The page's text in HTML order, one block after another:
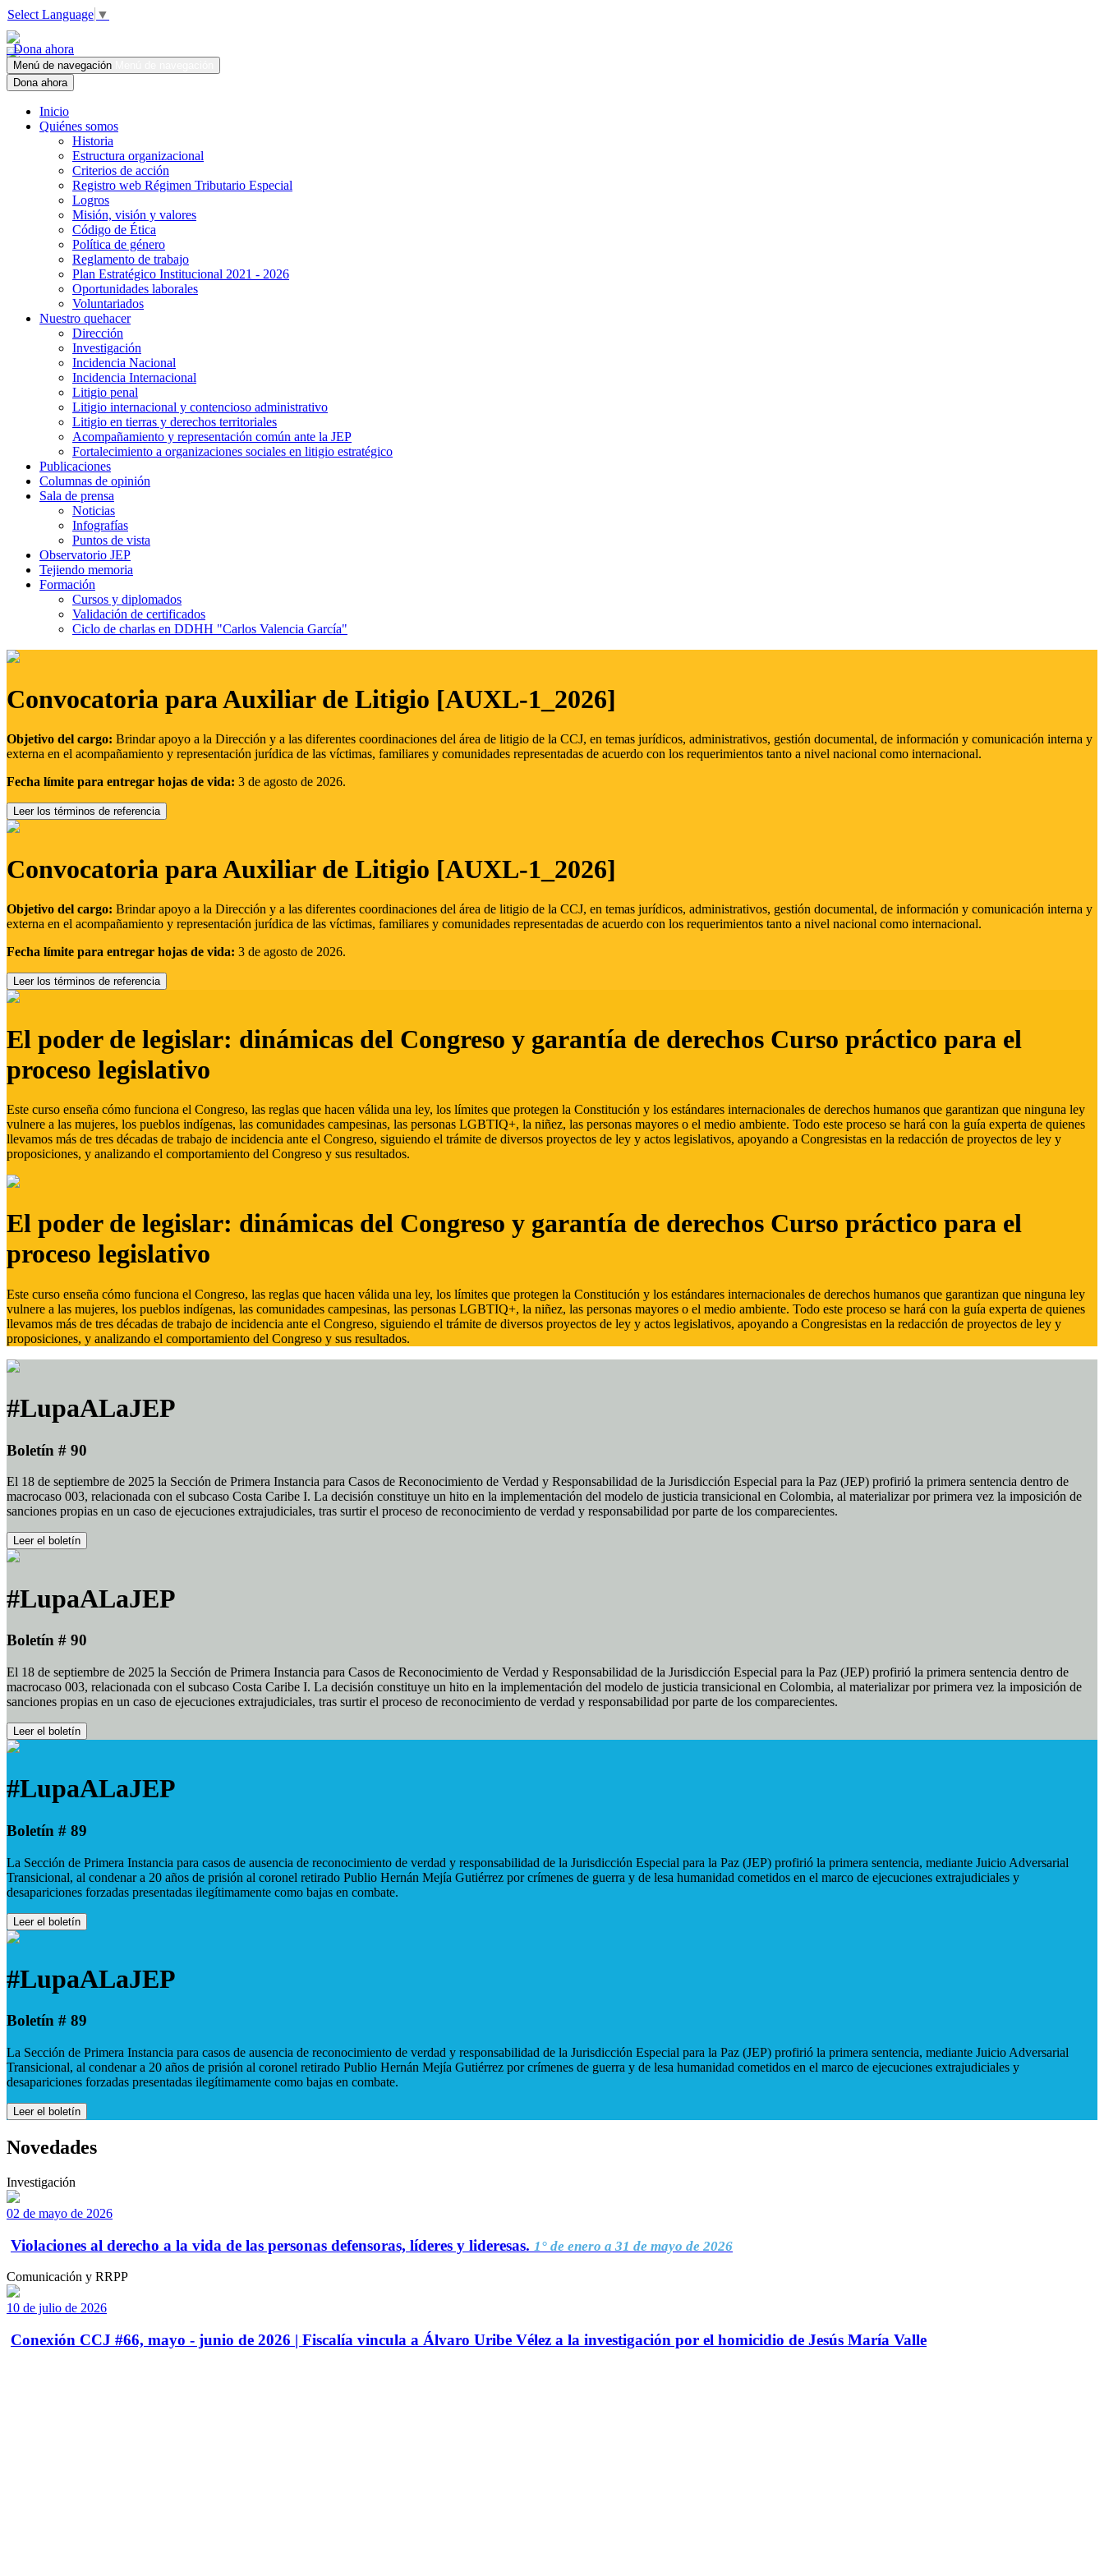
Select Language ▼
Dona ahora
Menú de navegación
Dona ahora
Inicio
Quiénes somos
Historia
Estructura organizacional
Criterios de acción
Registro web Régimen Tributario Especial
Logros
Misión, visión y valores
Código de Ética
Política de género
Reglamento de trabajo
Plan Estratégico Institucional 2021 - 2026
Oportunidades laborales
Voluntariados
Nuestro quehacer
Dirección
Investigación
Incidencia Nacional
Incidencia Internacional
Litigio penal
Litigio internacional y contencioso administrativo
Litigio en tierras y derechos territoriales
Acompañamiento y representación común ante la JEP
Fortalecimiento a organizaciones sociales en litigio estratégico
Publicaciones
Columnas de opinión
Sala de prensa
Noticias
Infografías
Puntos de vista
Observatorio JEP
Tejiendo memoria
Formación
Cursos y diplomados
Validación de certificados
Ciclo de charlas en DDHH "Carlos Valencia García"
Convocatoria para Auxiliar de Litigio [AUXL-1_2026]
Objetivo del cargo: Brindar apoyo a la Dirección y a las diferentes coordinaciones del área de litigio de la CCJ, en temas jurídicos, administrativos, gestión documental, de información y comunicación interna y
externa en el acompañamiento y representación jurídica de las víctimas, familiares y comunidades representadas de acuerdo con los requerimientos tanto a nivel nacional como internacional.
Fecha límite para entregar hojas de vida: 3 de agosto de 2026.
Leer los términos de referencia
Convocatoria para Auxiliar de Litigio [AUXL-1_2026]
Objetivo del cargo: Brindar apoyo a la Dirección y a las diferentes coordinaciones del área de litigio de la CCJ, en temas jurídicos, administrativos, gestión documental, de información y comunicación interna y
externa en el acompañamiento y representación jurídica de las víctimas, familiares y comunidades representadas de acuerdo con los requerimientos tanto a nivel nacional como internacional.
Fecha límite para entregar hojas de vida: 3 de agosto de 2026.
Leer los términos de referencia
El poder de legislar: dinámicas del Congreso y garantía de derechos Curso práctico para el
proceso legislativo
Este curso enseña cómo funciona el Congreso, las reglas que hacen válida una ley, los límites que protegen la Constitución y los estándares internacionales de derechos humanos que garantizan que ninguna ley
vulnere a las mujeres, los pueblos indígenas, las comunidades campesinas, las personas LGBTIQ+, la niñez, las personas mayores o el medio ambiente. Todo este proceso se hará con la guía experta de quienes
llevamos más de tres décadas de trabajo de incidencia ante el Congreso, siguiendo el trámite de diversos proyectos de ley y actos legislativos, apoyando a Congresistas en la redacción de proyectos de ley y
proposiciones, y analizando el comportamiento del Congreso y sus resultados.
El poder de legislar: dinámicas del Congreso y garantía de derechos Curso práctico para el
proceso legislativo
Este curso enseña cómo funciona el Congreso, las reglas que hacen válida una ley, los límites que protegen la Constitución y los estándares internacionales de derechos humanos que garantizan que ninguna ley
vulnere a las mujeres, los pueblos indígenas, las comunidades campesinas, las personas LGBTIQ+, la niñez, las personas mayores o el medio ambiente. Todo este proceso se hará con la guía experta de quienes
llevamos más de tres décadas de trabajo de incidencia ante el Congreso, siguiendo el trámite de diversos proyectos de ley y actos legislativos, apoyando a Congresistas en la redacción de proyectos de ley y
proposiciones, y analizando el comportamiento del Congreso y sus resultados.
#LupaALaJEP
Boletín # 90
El 18 de septiembre de 2025 la Sección de Primera Instancia para Casos de Reconocimiento de Verdad y Responsabilidad de la Jurisdicción Especial para la Paz (JEP) profirió la primera sentencia dentro de
macrocaso 003, relacionada con el subcaso Costa Caribe I. La decisión constituye un hito en la implementación del modelo de justicia transicional en Colombia, al materializar por primera vez la imposición de
sanciones propias en un caso de ejecuciones extrajudiciales, tras surtir el proceso de reconocimiento de verdad y responsabilidad por parte de los comparecientes.
Leer el boletín
#LupaALaJEP
Boletín # 90
El 18 de septiembre de 2025 la Sección de Primera Instancia para Casos de Reconocimiento de Verdad y Responsabilidad de la Jurisdicción Especial para la Paz (JEP) profirió la primera sentencia dentro de
macrocaso 003, relacionada con el subcaso Costa Caribe I. La decisión constituye un hito en la implementación del modelo de justicia transicional en Colombia, al materializar por primera vez la imposición de
sanciones propias en un caso de ejecuciones extrajudiciales, tras surtir el proceso de reconocimiento de verdad y responsabilidad por parte de los comparecientes.
Leer el boletín
#LupaALaJEP
Boletín # 89
La Sección de Primera Instancia para casos de ausencia de reconocimiento de verdad y responsabilidad de la Jurisdicción Especial para la Paz (JEP) profirió la primera sentencia, mediante Juicio Adversarial
Transicional, al condenar a 20 años de prisión al coronel retirado Publio Hernán Mejía Gutiérrez por crímenes de guerra y de lesa humanidad cometidos en el marco de ejecuciones extrajudiciales y
desapariciones forzadas presentadas ilegítimamente como bajas en combate.
Leer el boletín
#LupaALaJEP
Boletín # 89
La Sección de Primera Instancia para casos de ausencia de reconocimiento de verdad y responsabilidad de la Jurisdicción Especial para la Paz (JEP) profirió la primera sentencia, mediante Juicio Adversarial
Transicional, al condenar a 20 años de prisión al coronel retirado Publio Hernán Mejía Gutiérrez por crímenes de guerra y de lesa humanidad cometidos en el marco de ejecuciones extrajudiciales y
desapariciones forzadas presentadas ilegítimamente como bajas en combate.
Leer el boletín
Novedades
Investigación
02 de mayo de 2026
Violaciones al derecho a la vida de las personas defensoras, líderes y lideresas. 1° de enero a 31 de mayo de 2026
Comunicación y RRPP
10 de julio de 2026
Conexión CCJ #66, mayo - junio de 2026 | Fiscalía vincula a Álvaro Uribe Vélez a la investigación por el homicidio de Jesús María Valle